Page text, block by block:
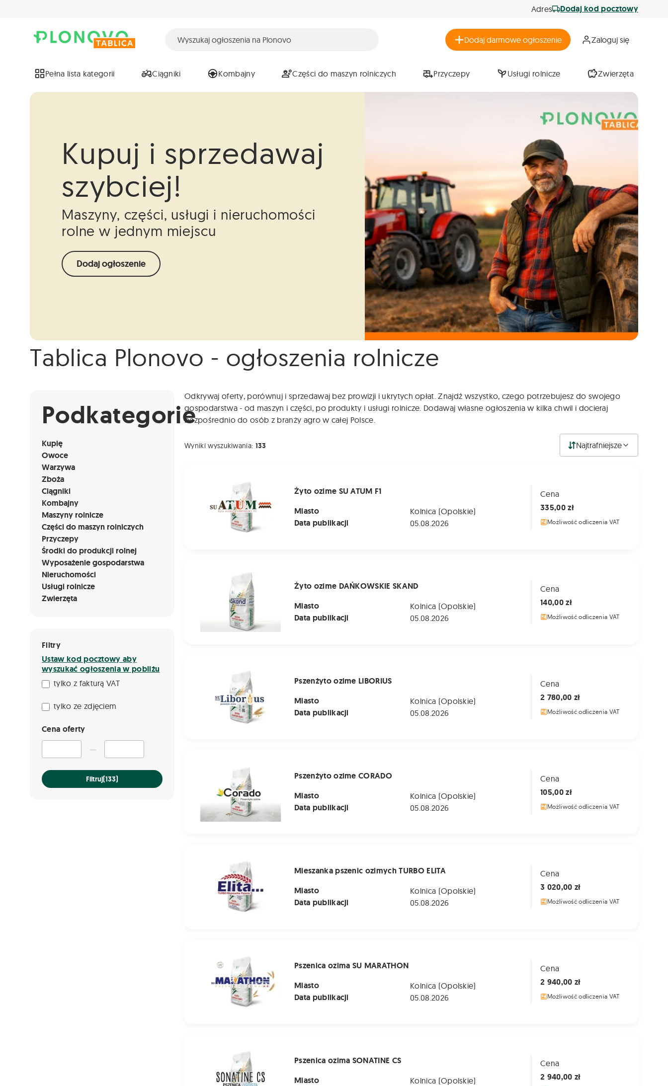
Adres Dodaj kod pocztowy
Dodaj darmowe ogłoszenie Zaloguj się
Pełna lista kategorii Ciągniki Kombajny Części do maszyn rolniczych Przyczepy Usługi rolnicze Zwierzęta
Kupuj i sprzedawaj
szybciej!
Maszyny, części, usługi i nieruchomości
rolne w jednym miejscu
Dodaj ogłoszenie
Info
Niestety ogłoszenie nie jest już dostępne.
Tablica Plonovo - ogłoszenia rolnicze
Podkategorie
Kupię
Owoce
Warzywa
Zboża
Ciągniki
Kombajny
Maszyny rolnicze
Części do maszyn rolniczych
Przyczepy
Środki do produkcji rolnej
Wyposażenie gospodarstwa
Nieruchomości
Usługi rolnicze
Zwierzęta
Filtry
Ustaw kod pocztowy aby
wyszukać ogłoszenia w pobliżu
tylko z fakturą VAT
tylko ze zdjęciem
Cena oferty
—
Filtruj(133)
Odkrywaj oferty, porównuj i sprzedawaj bez prowizji i ukrytych opłat. Znajdź wszystko, czego potrzebujesz do swojego
gospodarstwa - od maszyn i części, po produkty i usługi rolnicze. Dodawaj własne ogłoszenia w kilka chwil i docieraj
bezpośrednio do osób z branży agro w całej Polsce.
Wyniki wyszukiwania: 133 Najtrafniejsze
Żyto ozime SU ATUM F1
Miasto
Kolnica (Opolskie)
Data publikacji 05.08.2026
Cena
335,00 zł
Możliwość odliczenia VAT
Żyto ozime DAŃKOWSKIE SKAND
Miasto
Kolnica (Opolskie)
Data publikacji 05.08.2026
Cena
140,00 zł
Możliwość odliczenia VAT
Pszenżyto ozime LIBORIUS
Miasto
Kolnica (Opolskie)
Data publikacji 05.08.2026
Cena
2 780,00 zł
Możliwość odliczenia VAT
Pszenżyto ozime CORADO
Miasto
Kolnica (Opolskie)
Data publikacji 05.08.2026
Cena
105,00 zł
Możliwość odliczenia VAT
Mieszanka pszenic ozimych TURBO ELITA
Miasto
Kolnica (Opolskie)
Data publikacji 05.08.2026
Cena
3 020,00 zł
Możliwość odliczenia VAT
Pszenica ozima SU MARATHON
Miasto
Kolnica (Opolskie)
Data publikacji 05.08.2026
Cena
2 940,00 zł
Możliwość odliczenia VAT
Pszenica ozima SONATINE CS
Miasto
Kolnica (Opolskie)
Cena
2 940,00 zł